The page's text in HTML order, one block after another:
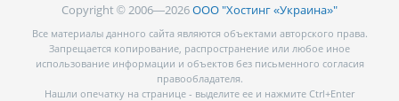
Copyright © 2006—2026ООО "Хостинг «Украина»"
Все материалы данного сайта являются объектами авторского права.
Запрещается копирование, распространение или любое иное
использование информации и объектов без письменного согласия
правообладателя.
Нашли опечатку на странице - выделите ее и нажмите Ctrl+Enter